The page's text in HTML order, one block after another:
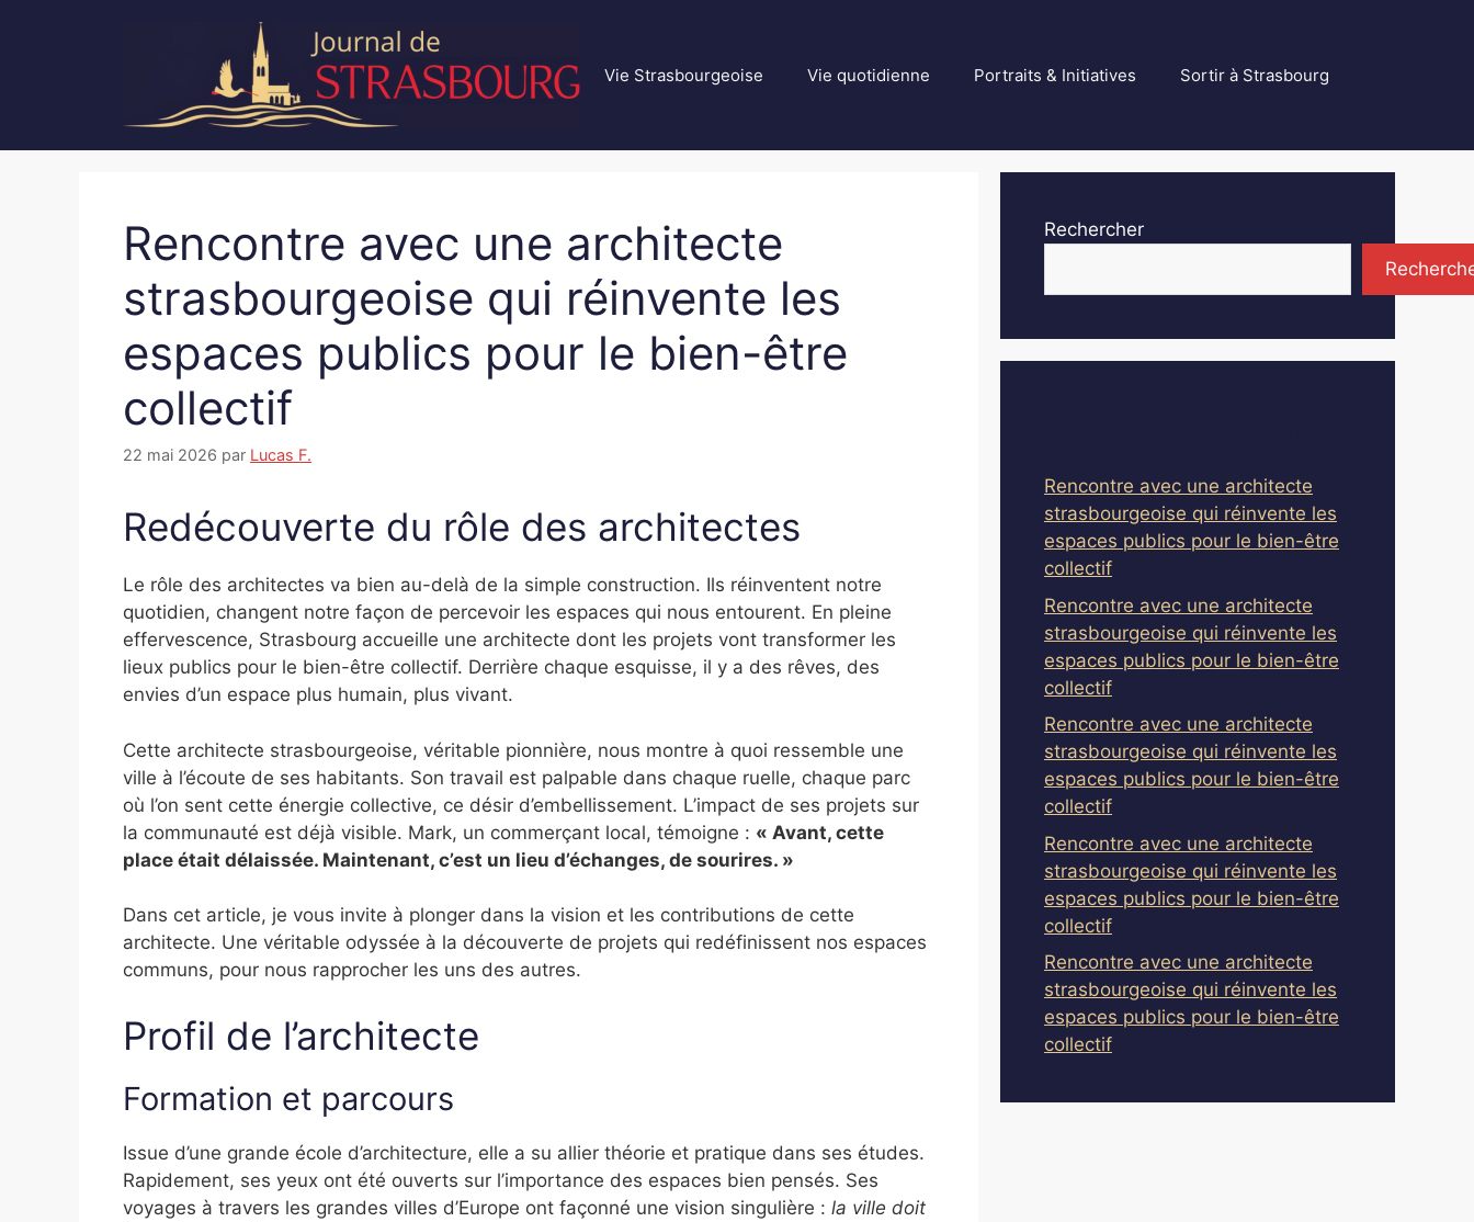
Vie Strasbourgeoise Vie quotidienne Portraits & Initiatives Sortir à Strasbourg
Rencontre avec une architecte
strasbourgeoise qui réinvente les
espaces publics pour le bien-être
collectif
22 mai 2026 par Lucas F.
Redécouverte du rôle des architectes
Le rôle des architectes va bien au-delà de la simple construction. Ils réinventent notre
quotidien, changent notre façon de percevoir les espaces qui nous entourent. En pleine
effervescence, Strasbourg accueille une architecte dont les projets vont transformer les
lieux publics pour le bien-être collectif. Derrière chaque esquisse, il y a des rêves, des
envies d’un espace plus humain, plus vivant.
Cette architecte strasbourgeoise, véritable pionnière, nous montre à quoi ressemble une
ville à l’écoute de ses habitants. Son travail est palpable dans chaque ruelle, chaque parc
où l’on sent cette énergie collective, ce désir d’embellissement. L’impact de ses projets sur
la communauté est déjà visible. Mark, un commerçant local, témoigne : « Avant, cette
place était délaissée. Maintenant, c’est un lieu d’échanges, de sourires. »
Dans cet article, je vous invite à plonger dans la vision et les contributions de cette
architecte. Une véritable odyssée à la découverte de projets qui redéfinissent nos espaces
communs, pour nous rapprocher les uns des autres.
Profil de l’architecte
Formation et parcours
Issue d’une grande école d’architecture, elle a su allier théorie et pratique dans ses études.
Rapidement, ses yeux ont été ouverts sur l’importance des espaces bien pensés. Ses
voyages à travers les grandes villes d’Europe ont façonné une vision singulière : la ville doit
Rechercher
Rencontre avec une architecte
strasbourgeoise qui réinvente les
espaces publics pour le bien-être
collectif
Rencontre avec une architecte
strasbourgeoise qui réinvente les
espaces publics pour le bien-être
collectif
Rencontre avec une architecte
strasbourgeoise qui réinvente les
espaces publics pour le bien-être
collectif
Rencontre avec une architecte
strasbourgeoise qui réinvente les
espaces publics pour le bien-être
collectif
Rencontre avec une architecte
strasbourgeoise qui réinvente les
espaces publics pour le bien-être
collectif